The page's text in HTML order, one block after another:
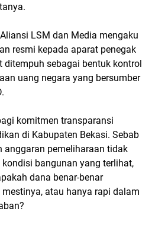
LSM dan Media mengaku
resmi kepada aparat penegak
ditempuh sebagai bentuk kontrol
uang negara yang bersumber
komitmen transparansi
di Kabupaten Bekasi. Sebab
anggaran pemeliharaan tidak
bangunan yang terlihat,
dana benar-benar
atau hanya rapi dalam